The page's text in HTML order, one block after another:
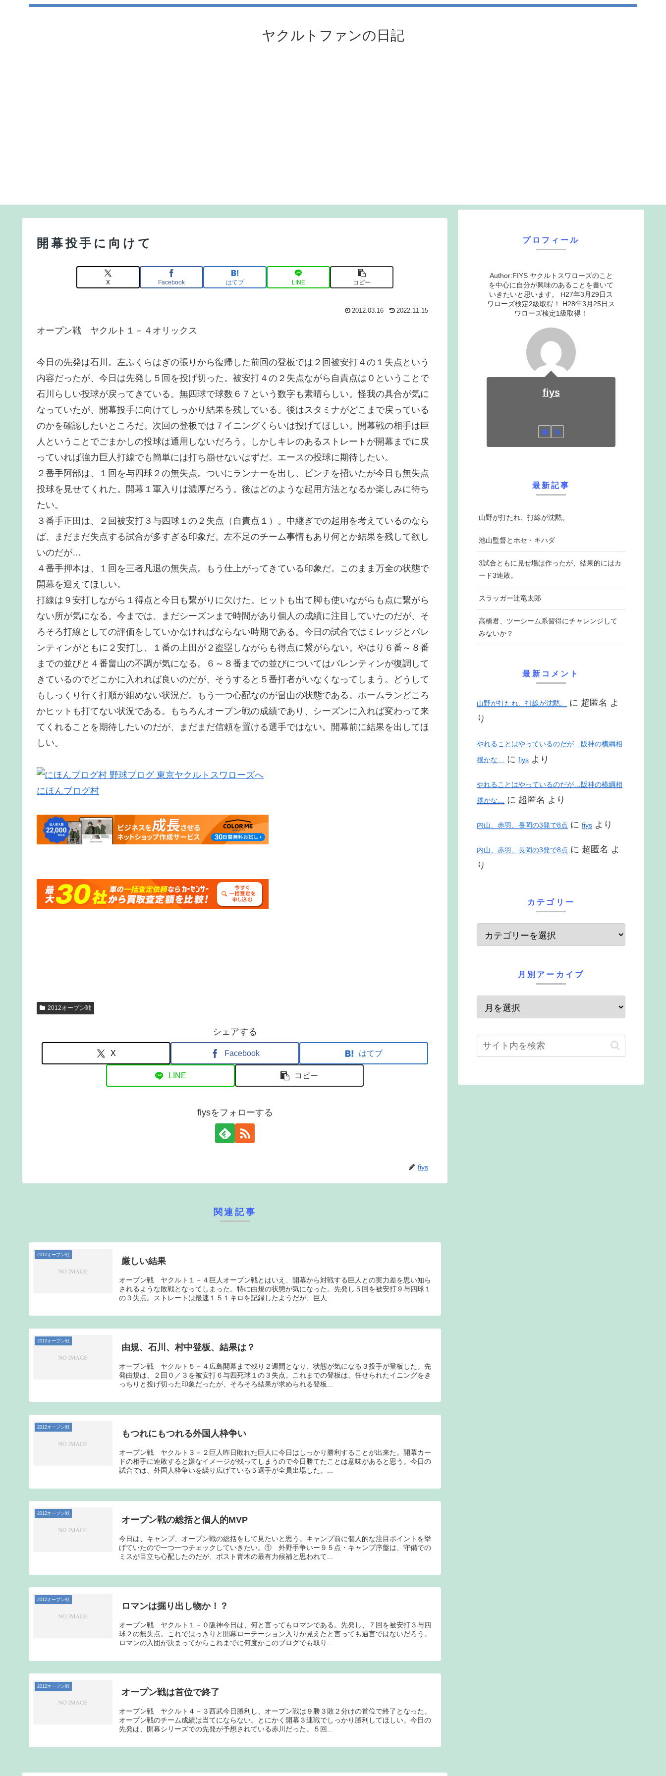
ヤクルトファンの日記
開幕投手に向けて
X Facebook はてブ LINE コピー
2012.03.16 2022.11.15
オープン戦 ヤクルト１－４オリックス
今日の先発は石川。左ふくらはぎの張りから復帰した前回の登板では２回被安打４の１失点という
内容だったが、今日は先発し５回を投げ切った。被安打４の２失点ながら自責点は０ということで
石川らしい投球が戻ってきている。無四球で球数６７という数字も素晴らしい。怪我の具合が気に
なっていたが、開幕投手に向けてしっかり結果を残している。後はスタミナがどこまで戻っている
のかを確認したいところだ。次回の登板では７イニングくらいは投げてほしい。開幕戦の相手は巨
人ということでごまかしの投球は通用しないだろう。しかしキレのあるストレートが開幕までに戻
っていれば強力巨人打線でも簡単には打ち崩せないはずだ。エースの投球に期待したい。
２番手阿部は、１回を与四球２の無失点。ついにランナーを出し、ピンチを招いたが今日も無失点
投球を見せてくれた。開幕１軍入りは濃厚だろう。後はどのような起用方法となるか楽しみに待ち
たい。
３番手正田は、２回被安打３与四球１の２失点（自責点１）。中継ぎでの起用を考えているのなら
ば、まだまだ失点する試合が多すぎる印象だ。左不足のチーム事情もあり何とか結果を残して欲し
いのだが…
４番手押本は、１回を三者凡退の無失点。もう仕上がってきている印象だ。このまま万全の状態で
開幕を迎えてほしい。
打線は９安打しながら１得点と今日も繋がりに欠けた。ヒットも出て脚も使いながらも点に繋がら
ない所が気になる。今までは、まだシーズンまで時間があり個人の成績に注目していたのだが、そ
ろそろ打線としての評価をしていかなければならない時期である。今日の試合ではミレッジとバレ
ンティンがともに２安打し、１番の上田が２盗塁しながらも得点に繋がらない。やはり６番～８番
までの並びと４番畠山の不調が気になる。６～８番までの並びについてはバレンティンが復調して
きているのでどこかに入れれば良いのだが、そうすると５番打者がいなくなってしまう。どうして
もしっくり行く打順が組めない状況だ。もう一つ心配なのが畠山の状態である。ホームランどころ
かヒットも打てない状況である。もちろんオープン戦の成績であり、シーズンに入れば変わって来
てくれることを期待したいのだが、まだまだ信頼を置ける選手ではない。開幕前に結果を出してほ
しい。
にほんブログ村
2012オープン戦
シェアする
X Facebook はてブ
LINE コピー
fiysをフォローする
fiys
関連記事
2012オープン戦
厳しい結果
オープン戦 ヤクルト１－４巨人オープン戦とはいえ、開幕から対戦する巨人との実力差を思い知ら
されるような敗戦となってしまった。特に由規の状態が気になった。先発し５回を被安打９与四球１
の３失点。ストレートは最速１５１キロを記録したようだが、巨人...
2012オープン戦
由規、石川、村中登板、結果は？
オープン戦 ヤクルト５－４広島開幕まで残り２週間となり、状態が気になる３投手が登板した。先
発由規は、２回０／３を被安打６与四死球１の３失点。これまでの登板は、任せられたイニングをき
っちりと投げ切った印象だったが、そろそろ結果が求められる登板...
2012オープン戦
もつれにもつれる外国人枠争い
オープン戦 ヤクルト３－２巨人昨日敗れた巨人に今日はしっかり勝利することが出来た。開幕カー
ドの相手に連敗すると嫌なイメージが残ってしまうので今日勝てたことは意味があると思う。今日の
試合では、外国人枠争いを繰り広げている５選手が全員出場した。...
2012オープン戦
オープン戦の総括と個人的MVP
今日は、キャンプ、オープン戦の総括をして見たいと思う。キャンプ前に個人的な注目ポイントを挙
げていたので一つ一つチェックしていきたい。① 外野手争いー９５点・キャンプ序盤は、守備での
ミスが目立ち心配したのだが、ポスト青木の最有力候補と思われて...
2012オープン戦
ロマンは掘り出し物か！？
オープン戦 ヤクルト１－０阪神今日は、何と言ってもロマンである。先発し、７回を被安打３与四
球２の無失点。これではっきりと開幕ローテーション入りが見えたと言っても過言ではないだろう。
ロマンの入団が決まってからこれまでに何度かこのブログでも取り...
2012オープン戦
オープン戦は首位で終了
オープン戦 ヤクルト４－３西武今日勝利し、オープン戦は９勝３敗２分けの首位で終了となった。
オープン戦のチーム成績は当てにならない。とにかく開幕３連戦でしっかり勝利してほしい。今日の
先発は、開幕シリーズでの先発が予想されている赤川だった。５回...
プロフィール
Author:FIYS ヤクルトスワローズのこと
を中心に自分が興味のあることを書いて
いきたいと思います。 H27年3月29日ス
ワローズ検定2級取得！ H28年3月25日ス
ワローズ検定1級取得！
fiys
最新記事
山野が打たれ、打線が沈黙。
池山監督とホセ・キハダ
3試合ともに見せ場は作ったが、結果的にはカ
ード3連敗。
スラッガー辻竜太郎
高橋君、ツーシーム系習得にチャレンジして
みないか？
最新コメント
山野が打たれ、打線が沈黙。 に 超匿名 よ
り
やれることはやっているのだが…阪神の横綱相
撲かな… に fiys より
やれることはやっているのだが…阪神の横綱相
撲かな… に 超匿名 より
内山、赤羽、長岡の3発で8点 に fiys より
内山、赤羽、長岡の3発で8点 に 超匿名 よ
り
カテゴリー
月別アーカイブ